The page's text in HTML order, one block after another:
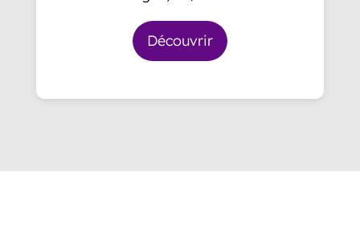
Découvrir